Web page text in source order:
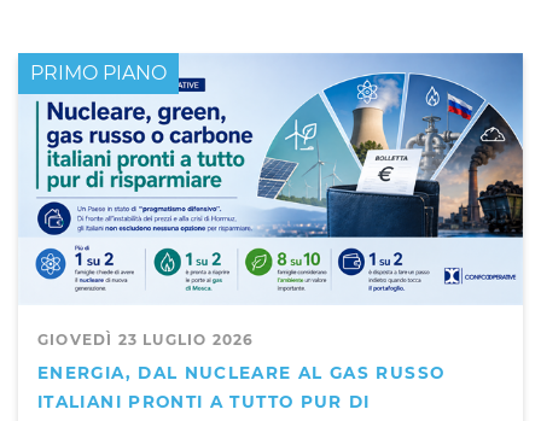
GIOVEDÌ 23 LUGLIO 2026
ENERGIA, DAL NUCLEARE AL GAS RUSSO
ITALIANI PRONTI A TUTTO PUR DI
PRIMO PIANO